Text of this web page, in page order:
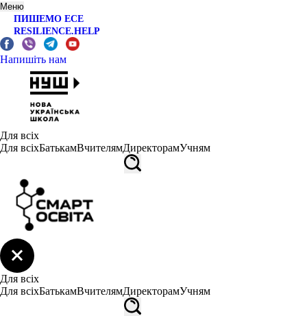
Меню
ПИШЕМО ЕСЕ
RESILIENCE.HELP
Напишіть нам
Для всіх
Для всіхБатькамВчителямДиректорамУчням
Для всіх
Для всіхБатькамВчителямДиректорамУчням